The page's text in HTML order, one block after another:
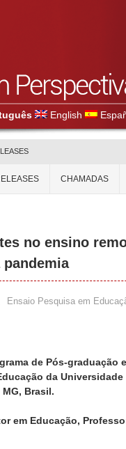
English
CHAMADAS
no ensino
Ensaio Pesquisa em
de Pós-graduação
da
MG, Brasil.
em Educação,